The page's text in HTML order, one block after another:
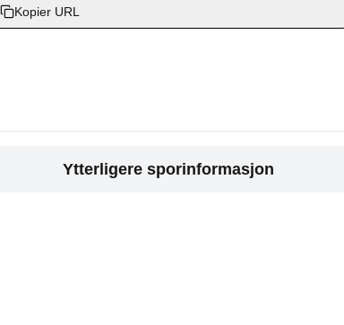
Kopier URL
Ytterligere sporinformasjon